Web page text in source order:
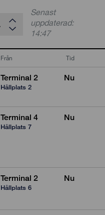
Senast
uppdaterad:
14:47
Från Tid
Terminal 2
Hållplats 2
Nu
Terminal 4
Hållplats 7
Nu
Terminal 2
Hållplats 6
Nu